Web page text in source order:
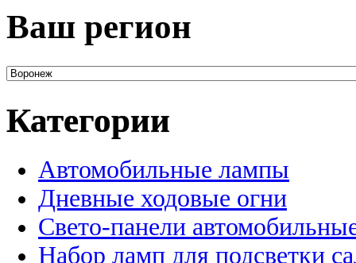
Ваш регион
Категории
Автомобильные лампы
Дневные ходовые огни
Свето-панели
Набор ламп для подсветки